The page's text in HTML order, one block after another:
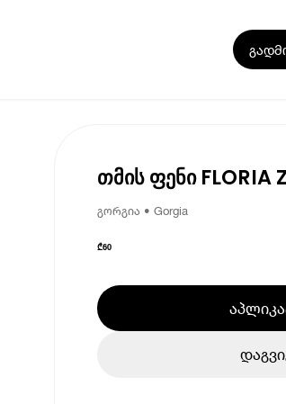
თმის ფენი FLORIA
გორგია • Gorgia
₾60